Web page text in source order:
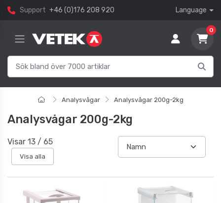
Support +46 (0)176 208 920 Language
0
Analysvågar Analysvågar 200g-2kg
Analysvågar 200g-2kg
Visar 13 / 65
Visa alla